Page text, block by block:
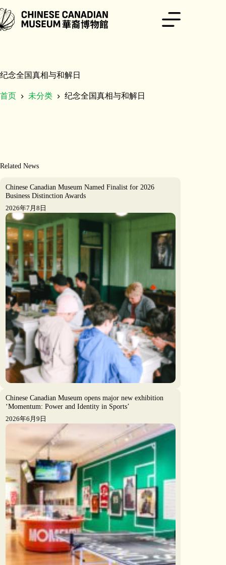
至
内
纪念全国真相与和解日
首页 未分类 纪念全国真相与和解日
Related News
Chinese Canadian Museum Named Finalist for 2026
Business Distinction Awards
2026年7月8日
Chinese Canadian Museum opens major new exhibition
‘Momentum: Power and Identity in Sports’
2026年6月9日